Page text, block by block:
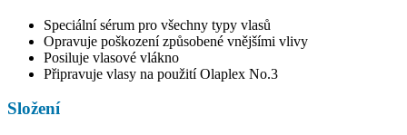
Speciální sérum pro všechny typy vlasů
Opravuje poškození způsobené vnějšími vlivy
Posiluje vlasové vlákno
Připravuje vlasy na použití Olaplex No.3
Složení